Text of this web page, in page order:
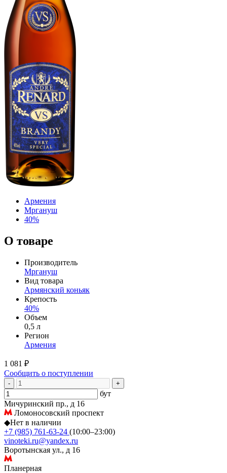
Армения
Мргануш
40%
О товаре
Производитель
Мргануш
Вид товара
Армянский коньяк
Крепость
40%
Объем
0,5 л
Регион
Армения
1 081 ₽
Сообщить о поступлении
- +
бут
Мичуринский пр., д 16
Ломоносовский проспект
◆Нет в наличии
+7 (985) 761-63-24 (10:00–23:00)
vinoteki.ru@yandex.ru
Воротынская ул., д 16
Планерная